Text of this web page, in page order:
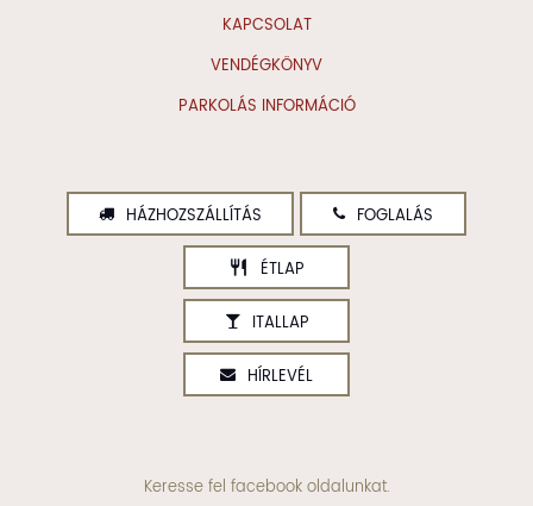
KAPCSOLAT
VENDÉGKÖNYV
PARKOLÁS INFORMÁCIÓ
HÁZHOZSZÁLLÍTÁS FOGLALÁS
restaurant ÉTLAP
ITALLAP
HÍRLEVÉL
Keresse fel facebook oldalunkat.